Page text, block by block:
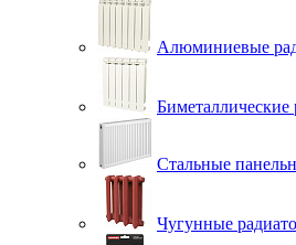
Алюминиевые
Биметаллические
Стальные
Чугунные